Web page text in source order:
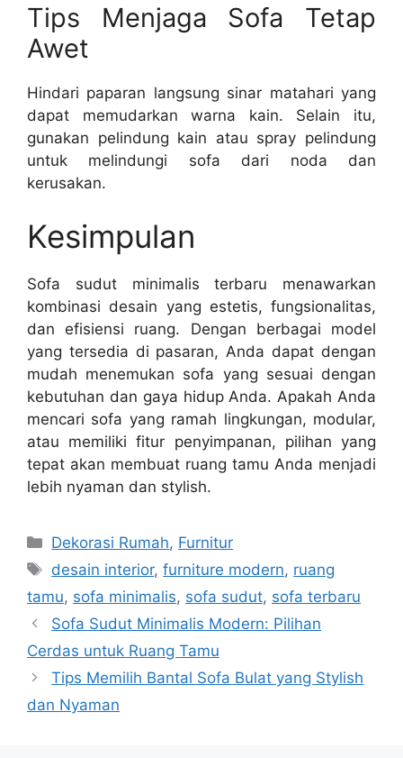
Tips Menjaga Sofa Tetap
Awet
Hindari paparan langsung sinar matahari yang
dapat memudarkan warna kain. Selain itu,
gunakan pelindung kain atau spray pelindung
untuk melindungi sofa dari noda dan
kerusakan.
Kesimpulan
Sofa sudut minimalis terbaru menawarkan
kombinasi desain yang estetis, fungsionalitas,
dan efisiensi ruang. Dengan berbagai model
yang tersedia di pasaran, Anda dapat dengan
mudah menemukan sofa yang sesuai dengan
kebutuhan dan gaya hidup Anda. Apakah Anda
mencari sofa yang ramah lingkungan, modular,
atau memiliki fitur penyimpanan, pilihan yang
tepat akan membuat ruang tamu Anda menjadi
lebih nyaman dan stylish.
Categories
Dekorasi Rumah, Furnitur
Tags
desain interior,furniture modern, ruang
tamu, sofa minimalis, sofa sudut, sofa terbaru
Sofa Sudut Minimalis Modern: Pilihan
Cerdas untuk Ruang Tamu
Tips Memilih Bantal Sofa Bulat yang Stylish
dan Nyaman